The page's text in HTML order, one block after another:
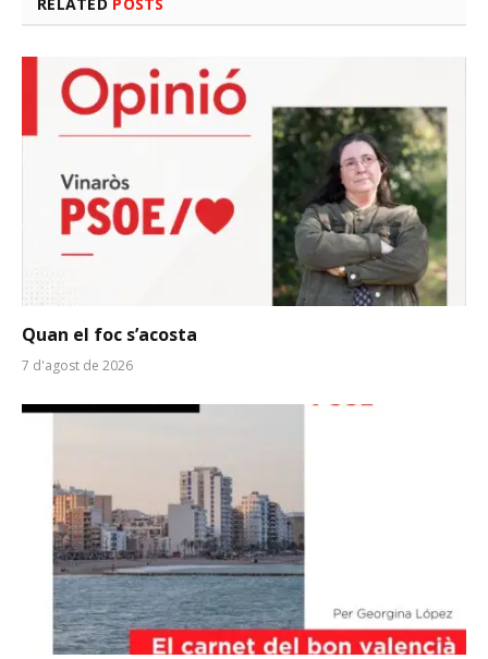
Quan el foc s’acosta
7 d'agost de 2026